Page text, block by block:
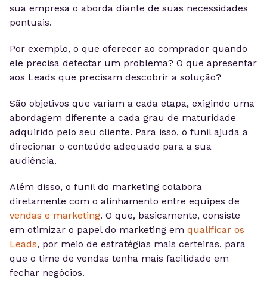
sua empresa o aborda diante de suas necessidades
pontuais.
Por exemplo, o que oferecer ao comprador quando
ele precisa detectar um problema? O que apresentar
aos Leads que precisam descobrir a solução?
São objetivos que variam a cada etapa, exigindo uma
abordagem diferente a cada grau de maturidade
adquirido pelo seu cliente. Para isso, o funil ajuda a
direcionar o conteúdo adequado para a sua
audiência.
Além disso, o funil do marketing colabora
diretamente com o alinhamento entre equipes de
vendas e marketing. O que, basicamente, consiste
em otimizar o papel do marketing em qualificar os
Leads, por meio de estratégias mais certeiras, para
que o time de vendas tenha mais facilidade em
fechar negócios.